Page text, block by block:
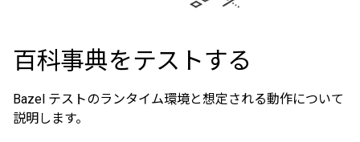
百科事典をテストする
Bazel テストのランタイム環境と想定される動作について
説明します。